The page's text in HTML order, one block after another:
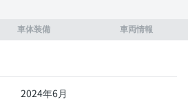
車体装備 車両情報
2024年6月